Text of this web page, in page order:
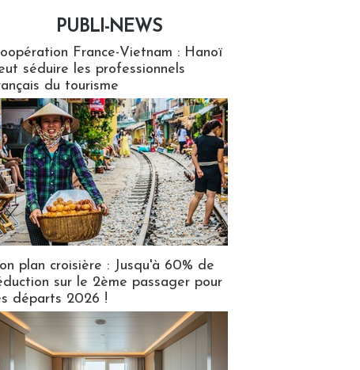
PUBLI-NEWS
France-Vietnam : Hanoï
séduire les professionnels
du tourisme
plan croisière : Jusqu'à 60% de
sur le 2ème passager pour
départs 2026 !